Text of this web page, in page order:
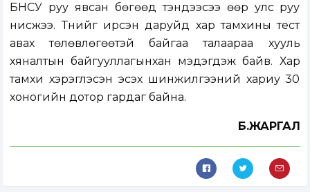
БНСУ руу явсан бөгөөд тэндээсээ өөр улс руу
нисжээ. Түүнийг ирсэн даруйд хар тамхины тест
авах төлөвлөгөөтэй байгаа талаараа хууль
хяналтын байгууллагынхан мэдэгдэж байв. Хар
тамхи хэрэглэсэн эсэх шинжилгээний хариу 30
хоногийн дотор гардаг байна.
Б.ЖАРГАЛ